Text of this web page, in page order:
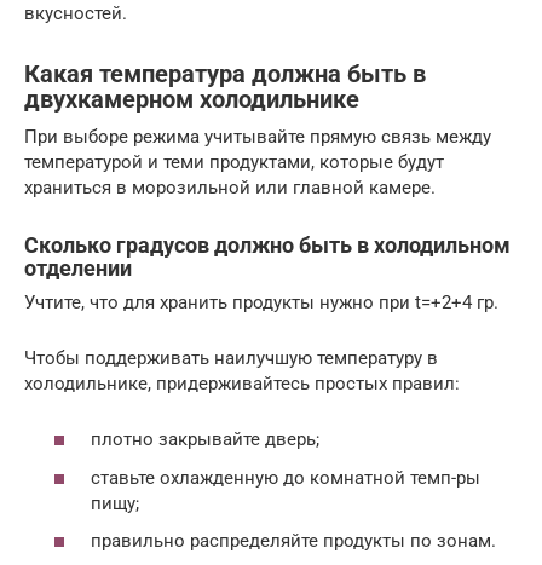
вкусностей.
Какая температура должна быть в
двухкамерном холодильнике
При выборе режима учитывайте прямую связь между
температурой и теми продуктами, которые будут
храниться в морозильной или главной камере.
Сколько градусов должно быть в холодильном
отделении
Учтите, что для хранить продукты нужно при t=+2+4 гр.
Чтобы поддерживать наилучшую температуру в
холодильнике, придерживайтесь простых правил:
плотно закрывайте дверь;
ставьте охлажденную до комнатной темп-ры
пищу;
правильно распределяйте продукты по зонам.